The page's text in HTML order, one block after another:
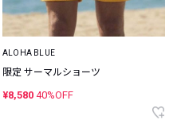
ALOHA BLUE
限定 サーマルショーツ
¥8,580 40%OFF